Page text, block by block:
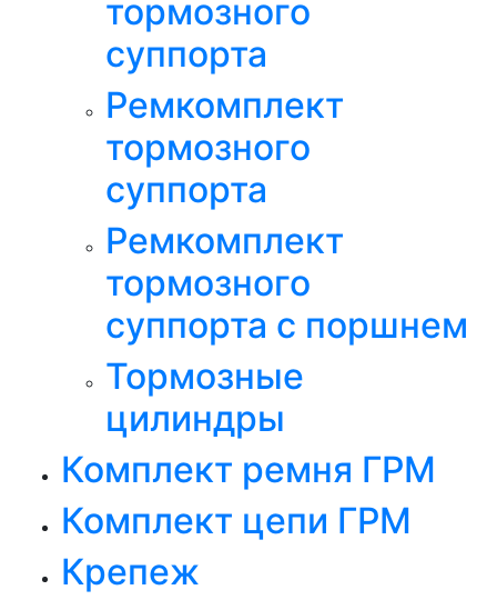
тормозного
суппорта
Ремкомплект
тормозного
суппорта
Ремкомплект
тормозного
суппорта с поршнем
Тормозные
цилиндры
Комплект ремня ГРМ
Комплект цепи ГРМ
Крепеж